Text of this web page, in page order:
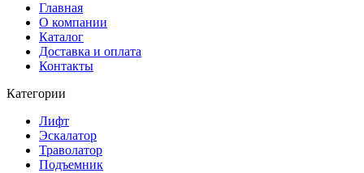
Главная
О компании
Каталог
Доставка и оплата
Контакты
Категории
Лифт
Эскалатор
Траволатор
Подъемник